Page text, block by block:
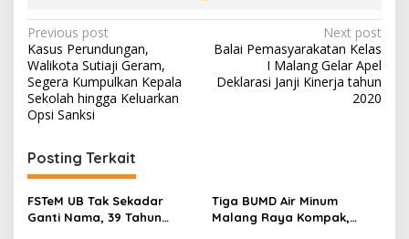
P
o
s
t
a
v
i
Previous post
Kasus Perundungan,
Walikota Sutiaji Geram,
Segera Kumpulkan Kepala
Sekolah hingga Keluarkan
Opsi Sanksi
Next post
Balai Pemasyarakatan Kelas
I Malang Gelar Apel
Deklarasi Janji Kinerja tahun
2020
Posting Terkait
FSTeM UB Tak Sekadar
Ganti Nama, 39 Tahun
Tiga BUMD Air Minum
Malang Raya Kompak,